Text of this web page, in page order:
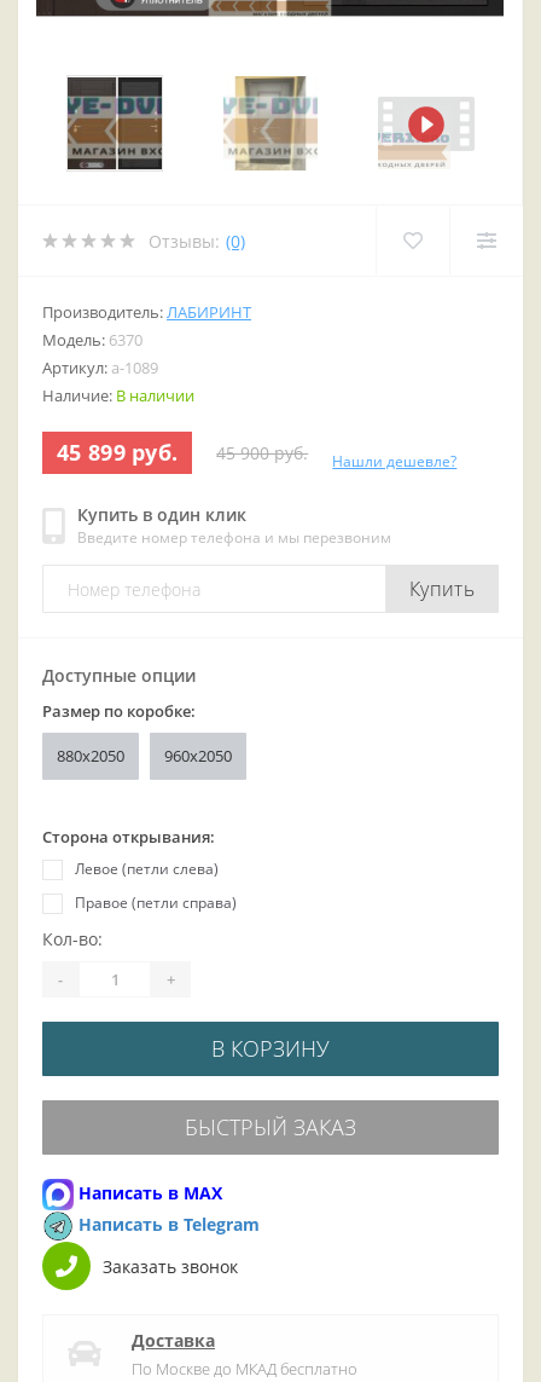
Отзывы: (0)
Производитель:ЛАБИРИНТ
Модель: 6370
Артикул: a-1089
Наличие: В наличии
45 899 руб. 45 900 руб. Нашли дешевле?
Купить в один клик
Введите номер телефона и мы перезвоним
Купить
Доступные опции
Размер по коробке:
880x2050 960x2050
Сторона открывания:
Левое (петли слева)
Правое (петли справа)
Кол-во:
- +
В КОРЗИНУ
БЫСТРЫЙ ЗАКАЗ
Написать в MAX
Написать в Telegram
Заказать звонок
Доставка
По Москве до МКАД бесплатно